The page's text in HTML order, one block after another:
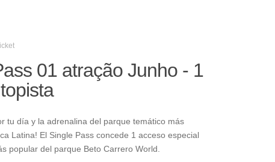
01 atração Junho - 1
tu día y la adrenalina del parque temático más
Latina! El Single Pass concede 1 acceso especial
popular del parque Beto Carrero World.